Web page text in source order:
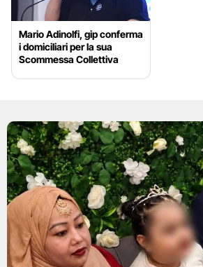
Mario Adinolfi, gip conferma
i domiciliari per la sua
Scommessa Collettiva